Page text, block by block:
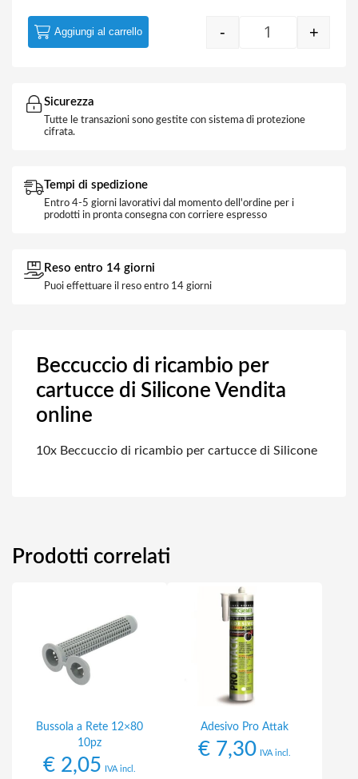
Beccuccio di
- +
Aggiungi al carrello
Sicurezza
Tutte le transazioni sono gestite con sistema di protezione
cifrata.
Tempi di spedizione
Entro 4-5 giorni lavorativi dal momento dell'ordine per i
prodotti in pronta consegna con corriere espresso
Reso entro 14 giorni
Puoi effettuare il reso entro 14 giorni
Beccuccio di ricambio per
cartucce di Silicone Vendita
online
10x Beccuccio di ricambio per cartucce di Silicone
Prodotti correlati
Bussola a Rete 12×80
10pz
€ 2,05 IVA incl.
Adesivo Pro Attak
€ 7,30 IVA incl.